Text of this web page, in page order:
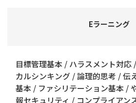
Eラーニング
目標管理基本 / ハラスメント対応
カルシンキング / 論理的思考 / 伝
基本 / ファシリテーション基本 /
報セキュリティ / コンプライアン